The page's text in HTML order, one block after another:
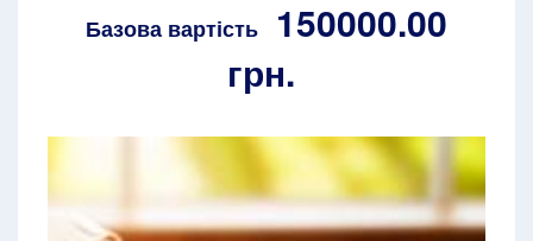
Базова вартість
150000.00
грн.